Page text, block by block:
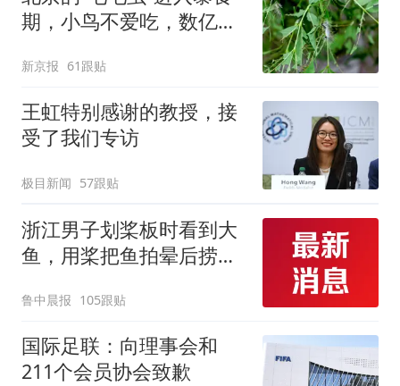
期，小鸟不爱吃，数亿头
新京报 61跟贴
王虹特别感谢的教授，接
受了我们专访
极目新闻 57跟贴
浙江男子划桨板时看到大
鱼，用桨把鱼拍晕后捞
两，做成红烧辣子鱼块，
味道很好
鲁中晨报 105跟贴
国际足联：向理事会和
211个会员协会致歉